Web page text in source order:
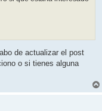
de actualizar el post
o si tienes alguna